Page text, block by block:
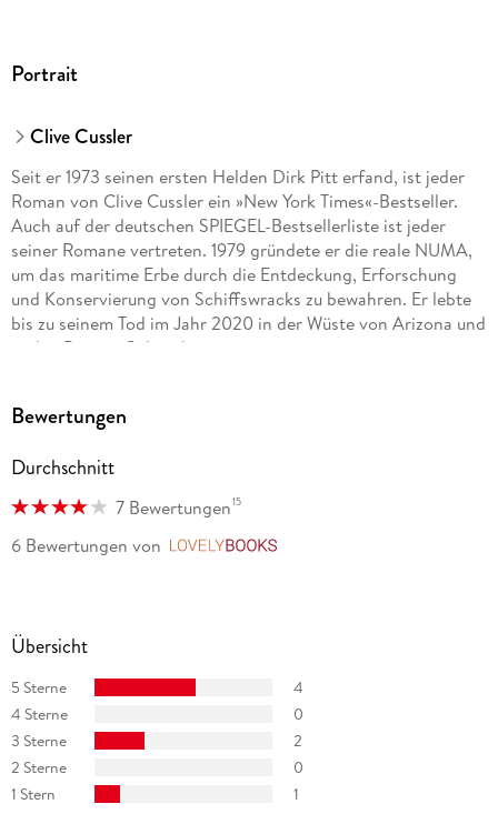
Portrait
Clive Cussler
Seit er 1973 seinen ersten Helden Dirk Pitt erfand, ist jeder
Roman von Clive Cussler ein »New York Times«-Bestseller.
Auch auf der deutschen SPIEGEL-Bestsellerliste ist jeder
seiner Romane vertreten. 1979 gründete er die reale NUMA,
um das maritime Erbe durch die Entdeckung, Erforschung
und Konservierung von Schiffswracks zu bewahren. Er lebte
bis zu seinem Tod im Jahr 2020 in der Wüste von Arizona und
in den Bergen Colorados.
Polizeidienst von Kalifornien zunächst als Police Officer,
verhandelt und wurde vom FBI in Forensik ausgebildet. Sie
lebt heute in Nord-Kalifornien.
Bewertungen
Durchschnitt
7 Bewertungen15
6 Bewertungen von
Übersicht
5 Sterne
4
4 Sterne
0
3 Sterne
2
2 Sterne
0
1 Stern
1